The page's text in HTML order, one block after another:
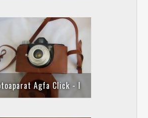
Agfa Click - I